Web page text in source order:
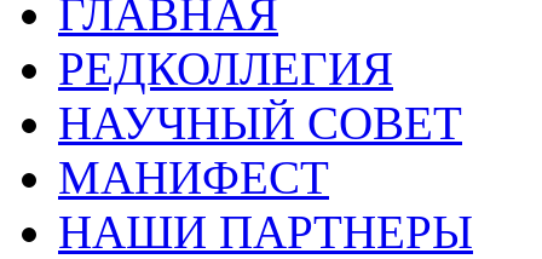
ГЛАВНАЯ
РЕДКОЛЛЕГИЯ
НАУЧНЫЙ СОВЕТ
МАНИФЕСТ
НАШИ ПАРТНЕРЫ